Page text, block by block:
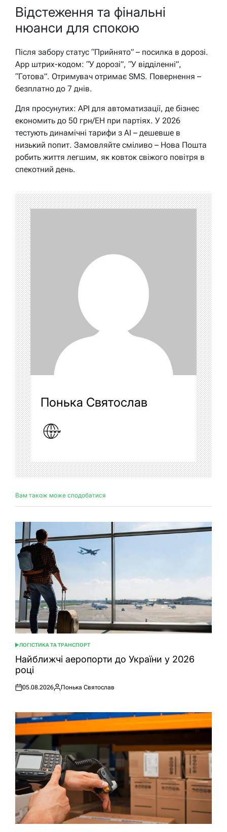
Відстеження та фінальні
нюанси для спокою
Після забору статус “Прийнято” – посилка в дорозі.
App штрих-кодом: “У дорозі”, “У відділенні”,
“Готова”. Отримувач отримає SMS. Повернення –
безплатно до 7 днів.
Для просунутих: API для автоматизації, де бізнес
економить до 50 грн/ЕН при партіях. У 2026
тестують динамічні тарифи з AI – дешевше в
низький попит. Замовляйте сміливо – Нова Пошта
робить життя легшим, як ковток свіжого повітря в
спекотний день.
Понька Святослав
Вам також може сподобатися
ОПУБЛІКУВАТИ
У
ЛОГІСТИКА ТА ТРАНСПОРТ
Найближчі аеропорти до України у 2026
році
Оприлюднено
05.08.2026
Опубліковано
Понька Святослав